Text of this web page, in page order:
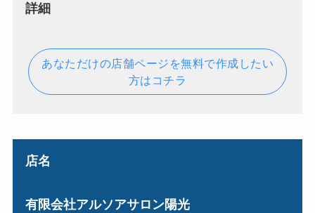
詳細
あなただけの店舗ページを無料で作成したい
方はコチラ
店名
有限会社アルソアサロン陽光